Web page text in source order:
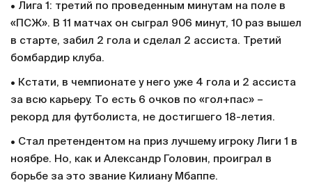
• Лига 1: третий по проведенным минутам на поле в
«ПСЖ». В 11 матчах он сыграл 906 минут, 10 раз вышел
в старте, забил 2 гола и сделал 2 ассиста. Третий
бомбардир клуба.
• Кстати, в чемпионате у него уже 4 гола и 2 ассиста
за всю карьеру. То есть 6 очков по «гол+пас» –
рекорд для футболиста, не достигшего 18-летия.
• Стал претендентом на приз лучшему игроку Лиги 1 в
ноябре. Но, как и Александр Головин, проиграл в
борьбе за это звание Килиану Мбаппе.